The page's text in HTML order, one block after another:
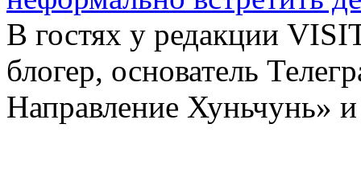
В гостях у редакции
блогер, основатель
Направление Хуньчунь»